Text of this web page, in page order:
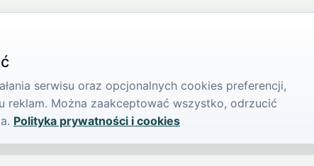
serwisu oraz opcjonalnych cookies preferencji,
reklam. Można zaakceptować wszystko, odrzucić
Polityka prywatności i cookies